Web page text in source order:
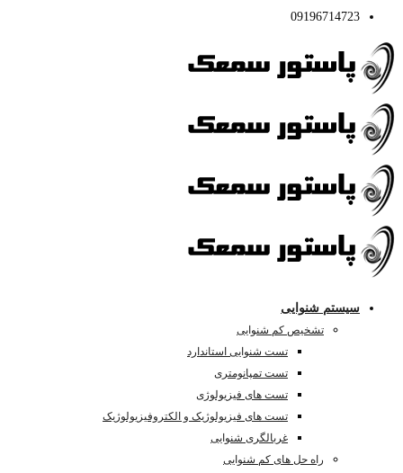
09196714723
سیستم شنوایی
تشخیص کم شنوایی
تست شنوایی استاندارد
تست تمپانومتری
تست های فیزیولوژی
تست های فیزیولوژیک و الکتروفیزیولوژیک
غربالگری شنوایی
راه حل های کم شنوایی